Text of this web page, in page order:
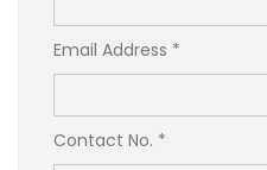
Email Address *
Contact No. *